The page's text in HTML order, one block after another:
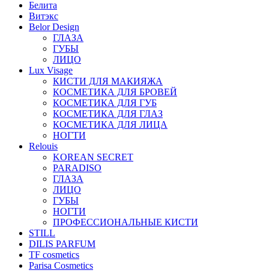
Белита
Витэкс
Belor Design
ГЛАЗА
ГУБЫ
ЛИЦО
Lux Visage
КИСТИ ДЛЯ МАКИЯЖА
КОСМЕТИКА ДЛЯ БРОВЕЙ
КОСМЕТИКА ДЛЯ ГУБ
КОСМЕТИКА ДЛЯ ГЛАЗ
КОСМЕТИКА ДЛЯ ЛИЦА
НОГТИ
Relouis
KOREAN SECRET
PARADISO
ГЛАЗА
ЛИЦО
ГУБЫ
НОГТИ
ПРОФЕССИОНАЛЬНЫЕ КИСТИ
STILL
DILIS PARFUM
TF cosmetics
Parisa Cosmetics